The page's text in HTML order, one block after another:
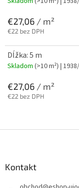
€27,06 / m²
€22 bez DPH
Dĺžka: 5 m
Skladom (>10 m²) |
€27,06 / m²
€22 bez DPH
Kontakt